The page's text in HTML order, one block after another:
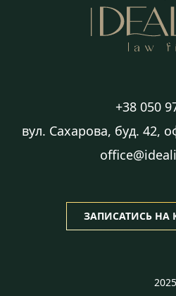
+38 050
вул. Сахарова, буд. 42,
ЗАПИСАТИСЬ НА
2025